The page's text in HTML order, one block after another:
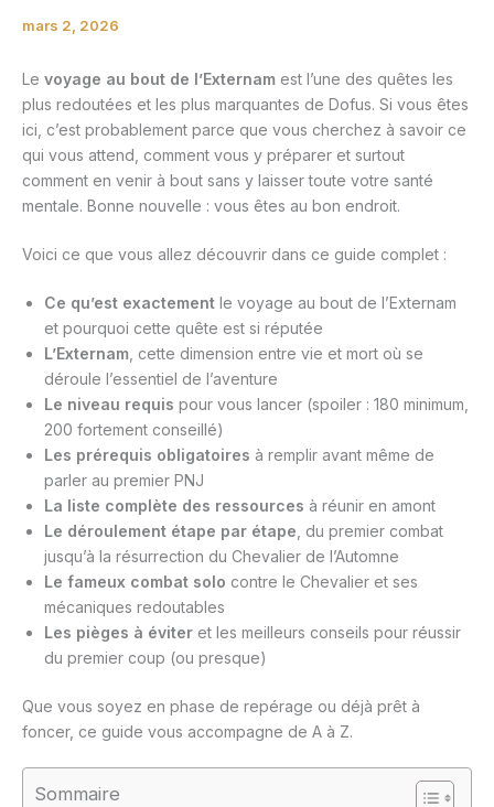
mars 2, 2026
Le voyage au bout de l’Externam est l’une des quêtes les
plus redoutées et les plus marquantes de Dofus. Si vous êtes
ici, c’est probablement parce que vous cherchez à savoir ce
qui vous attend, comment vous y préparer et surtout
comment en venir à bout sans y laisser toute votre santé
mentale. Bonne nouvelle : vous êtes au bon endroit.
Voici ce que vous allez découvrir dans ce guide complet :
Ce qu’est exactement le voyage au bout de l’Externam
et pourquoi cette quête est si réputée
L’Externam , cette dimension entre vie et mort où se
déroule l’essentiel de l’aventure
Le niveau requis pour vous lancer (spoiler : 180 minimum,
200 fortement conseillé)
Les prérequis obligatoires à remplir avant même de
parler au premier PNJ
La liste complète des ressources à réunir en amont
Le déroulement étape par étape , du premier combat
jusqu’à la résurrection du Chevalier de l’Automne
Le fameux combat solo contre le Chevalier et ses
mécaniques redoutables
Les pièges à éviter et les meilleurs conseils pour réussir
du premier coup (ou presque)
Que vous soyez en phase de repérage ou déjà prêt à
foncer, ce guide vous accompagne de A à Z.
Sommaire